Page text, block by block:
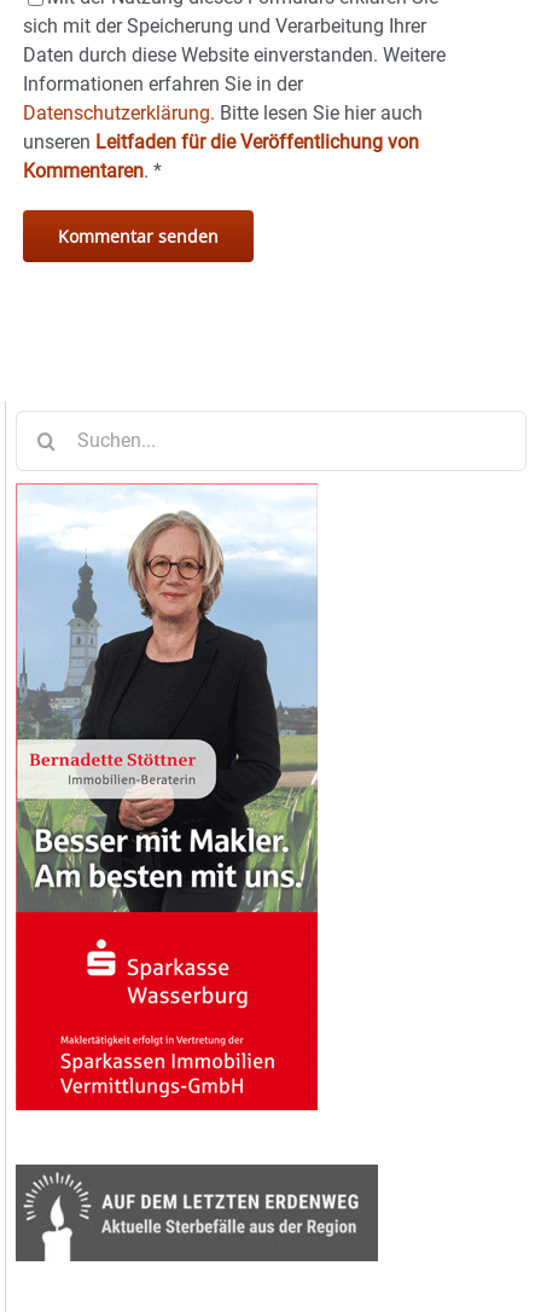
sich mit der Speicherung und Verarbeitung Ihrer
Daten durch diese Website einverstanden. Weitere
Informationen erfahren Sie in der
Datenschutzerklärung. Bitte lesen Sie hier auch
unseren Leitfaden für die Veröffentlichung von
Kommentaren. *
nach: